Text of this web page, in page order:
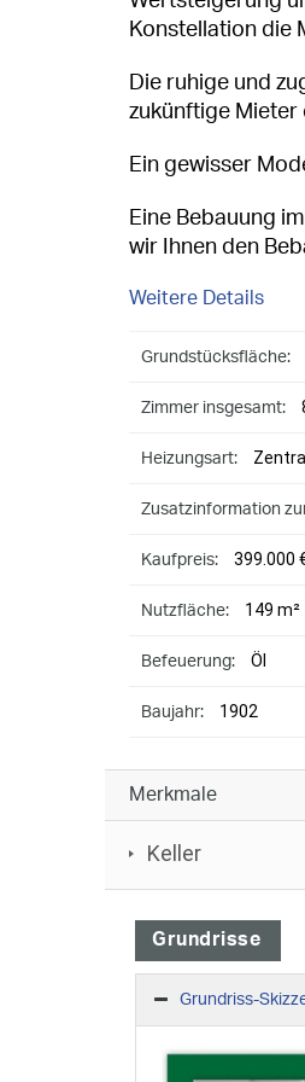
Konstellation die
Die ruhige und
zukünftige Mieter
Ein gewisser
Eine Bebauung
wir Ihnen den
Weitere Details
Grundstücksfläche:
Zimmer insgesamt:
Heizungsart:
Zusatzinformation
Kaufpreis: 399.000
Nutzfläche: 149 m²
Befeuerung: Öl
Baujahr: 1902
Merkmale
Keller
Grundrisse
Grundriss-